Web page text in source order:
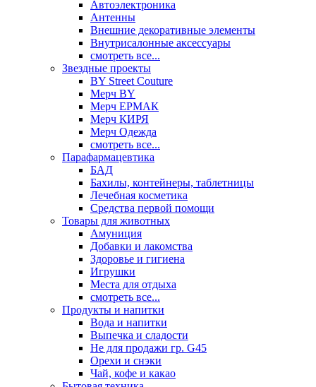
Автоэлектроника
Антенны
Внешние декоративные элементы
Внутрисалонные аксессуары
смотреть все...
Звездные проекты
BY Street Couture
Мерч BY
Мерч ЕРМАК
Мерч КИРЯ
Мерч Одежда
смотреть все...
Парафармацевтика
БАД
Бахилы, контейнеры, таблетницы
Лечебная косметика
Средства первой помощи
Товары для животных
Амуниция
Добавки и лакомства
Здоровье и гигиена
Игрушки
Места для отдыха
смотреть все...
Продукты и напитки
Вода и напитки
Выпечка и сладости
Не для продажи гр. G45
Орехи и снэки
Чай, кофе и какао